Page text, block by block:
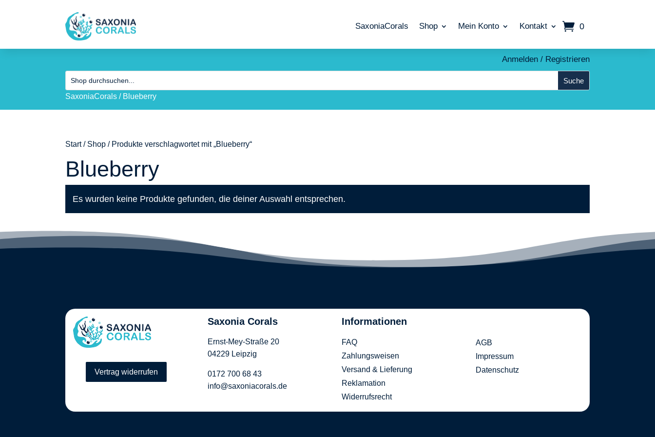
SaxoniaCorals Shop Mein Konto Kontakt 0
Anmelden / Registrieren
SaxoniaCorals / Blueberry
Start/ Shop / Produkte verschlagwortet mit „Blueberry“
Blueberry
Es wurden keine Produkte gefunden, die deiner Auswahl entsprechen.
Vertrag widerrufen
Saxonia Corals
Ernst-Mey-Straße 20
04229 Leipzig
0172 700 68 43
info@saxoniacorals.de
Informationen
FAQ
Zahlungsweisen
Versand & Lieferung
Reklamation
Widerrufsrecht
AGB
Impressum
Datenschutz